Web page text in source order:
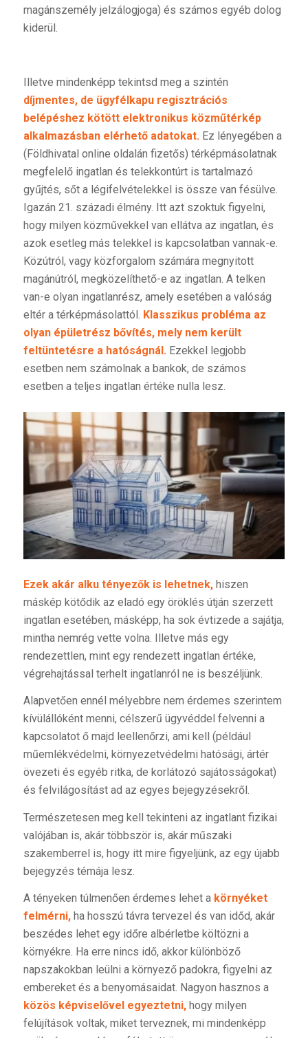
magánszemély jelzálogjoga) és számos egyéb dolog
kiderül.
Illetve mindenképp tekintsd meg a szintén
díjmentes, de ügyfélkapu regisztrációs
belépéshez kötött elektronikus közműtérkép
alkalmazásban elérhető adatokat.Ez lényegében a
(Földhivatal online oldalán fizetős) térképmásolatnak
megfelelő ingatlan és telekkontúrt is tartalmazó
gyűjtés, sőt a légifelvételekkel is össze van fésülve.
Igazán 21. századi élmény. Itt azt szoktuk figyelni,
hogy milyen közművekkel van ellátva az ingatlan, és
azok esetleg más telekkel is kapcsolatban vannak-e.
Közútról, vagy közforgalom számára megnyitott
magánútról, megközelíthető-e az ingatlan. A telken
van-e olyan ingatlanrész, amely esetében a valóság
eltér a térképmásolattól. Klasszikus probléma az
olyan épületrész bővítés, mely nem került
feltüntetésre a hatóságnál.Ezekkel legjobb
esetben nem számolnak a bankok, de számos
esetben a teljes ingatlan értéke nulla lesz.
Ezek akár alku tényezők is lehetnek,hiszen
máskép kötődik az eladó egy öröklés útján szerzett
ingatlan esetében, másképp, ha sok évtizede a sajátja,
mintha nemrég vette volna. Illetve más egy
rendezettlen, mint egy rendezett ingatlan értéke,
végrehajtással terhelt ingatlanról ne is beszéljünk.
Alapvetően ennél mélyebbre nem érdemes szerintem
kívülállóként menni, célszerű ügyvéddel felvenni a
kapcsolatot ő majd leellenőrzi, ami kell (például
műemlékvédelmi, környezetvédelmi hatósági, ártér
övezeti és egyéb ritka, de korlátozó sajátosságokat)
és felvilágosítást ad az egyes bejegyzésekről.
Természetesen meg kell tekinteni az ingatlant fizikai
valójában is, akár többször is, akár műszaki
szakemberrel is, hogy itt mire figyeljünk, az egy újabb
bejegyzés témája lesz.
A tényeken túlmenően érdemes lehet a környéket
felmérni,ha hosszú távra tervezel és van időd, akár
beszédes lehet egy időre albérletbe költözni a
környékre. Ha erre nincs idő, akkor különböző
napszakokban leülni a környező padokra, figyelni az
embereket és a benyomásaidat. Nagyon hasznos a
közös képviselővel egyeztetni,hogy milyen
felújítások voltak, miket terveznek, mi mindenképp